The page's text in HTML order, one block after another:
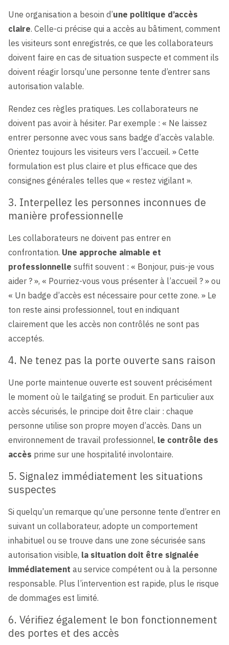
Une organisation a besoin d’une politique d’accès
claire. Celle-ci précise qui a accès au bâtiment, comment
les visiteurs sont enregistrés, ce que les collaborateurs
doivent faire en cas de situation suspecte et comment ils
doivent réagir lorsqu’une personne tente d’entrer sans
autorisation valable.
Rendez ces règles pratiques. Les collaborateurs ne
doivent pas avoir à hésiter. Par exemple : « Ne laissez
entrer personne avec vous sans badge d’accès valable.
Orientez toujours les visiteurs vers l’accueil. » Cette
formulation est plus claire et plus efficace que des
consignes générales telles que « restez vigilant ».
3. Interpellez les personnes inconnues de
manière professionnelle
Les collaborateurs ne doivent pas entrer en
confrontation. Une approche aimable et
professionnelle suffit souvent : « Bonjour, puis-je vous
aider ? », « Pourriez-vous vous présenter à l’accueil ? » ou
« Un badge d’accès est nécessaire pour cette zone. » Le
ton reste ainsi professionnel, tout en indiquant
clairement que les accès non contrôlés ne sont pas
acceptés.
4. Ne tenez pas la porte ouverte sans raison
Une porte maintenue ouverte est souvent précisément
le moment où le tailgating se produit. En particulier aux
accès sécurisés, le principe doit être clair : chaque
personne utilise son propre moyen d’accès. Dans un
environnement de travail professionnel, le contrôle des
accès prime sur une hospitalité involontaire.
5. Signalez immédiatement les situations
suspectes
Si quelqu’un remarque qu’une personne tente d’entrer en
suivant un collaborateur, adopte un comportement
inhabituel ou se trouve dans une zone sécurisée sans
autorisation visible, la situation doit être signalée
immédiatement au service compétent ou à la personne
responsable. Plus l’intervention est rapide, plus le risque
de dommages est limité.
6. Vérifiez également le bon fonctionnement
des portes et des accès